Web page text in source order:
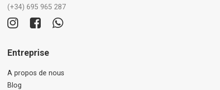
(+34) 695 965 287
Entreprise
A propos de nous
Blog